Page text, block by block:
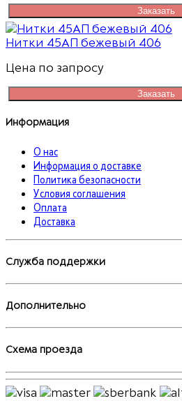
Заказать
Нитки 45АП бежевый 406
Цена по запросу
Заказать
Информация
О нас
Информация о доставке
Политика безопасности
Условия соглашения
Оплата
Доставка
Служба поддержки
Дополнительно
Схема проезда